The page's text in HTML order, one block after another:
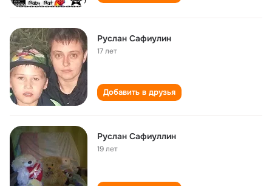
Руслан Сафиулин
17 лет
Добавить в друзья
Руслан Сафиуллин
19 лет